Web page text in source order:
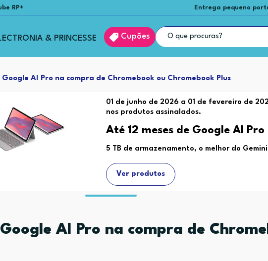
RP+ Entrega pequeno
& PRINCESSE Cupões
AI Pro na compra de Chromebook ou Chromebook Plus
01 de junho de 2026 a 01 de fevereiro de
nos produtos assinalados.
Até 12 meses de Google AI
5 TB de armazenamento, o melhor do
Ver produtos
AI Pro na compra de